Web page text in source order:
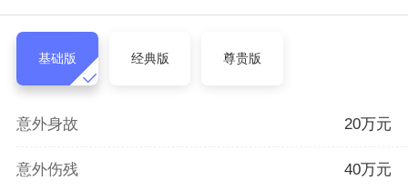
基础版 经典版 尊贵版
意外身故 20万元
意外伤残 40万元